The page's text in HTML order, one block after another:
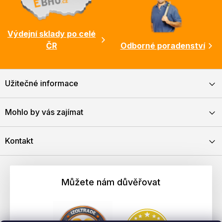
Výdejní sklady po celé
ČR
Odborné poradenství
Užitečné informace
Mohlo by vás zajímat
Kontakt
Můžete nám důvěřovat